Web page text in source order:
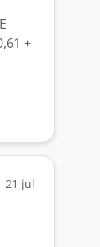
+
21 jul